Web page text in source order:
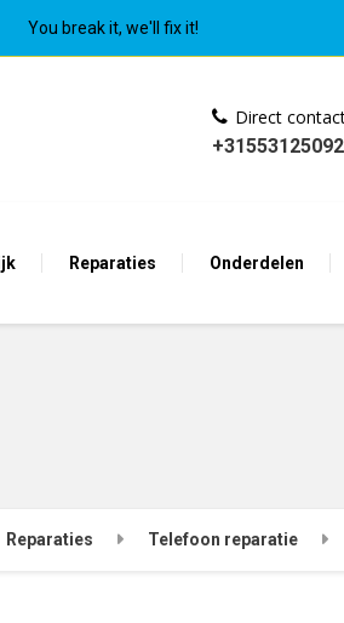
You break it, we'll fix it!
Reparaties Onderdelen
Direct
+31553125092
Reparaties Telefoon reparatie